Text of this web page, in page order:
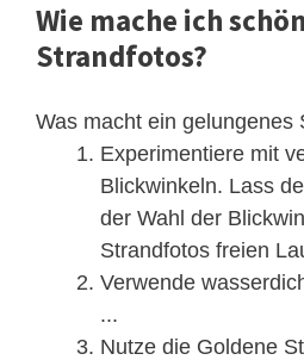
Wie mache ich
Strandfotos?
Was macht ein gelungenes
Experimentiere mit
Blickwinkeln. Lass
der Wahl der
Strandfotos freien
Verwende
...
Nutze die Goldene